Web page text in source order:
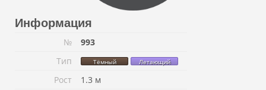
Информация
№
993
Тип
Тёмный Летающий
Рост
1.3 м